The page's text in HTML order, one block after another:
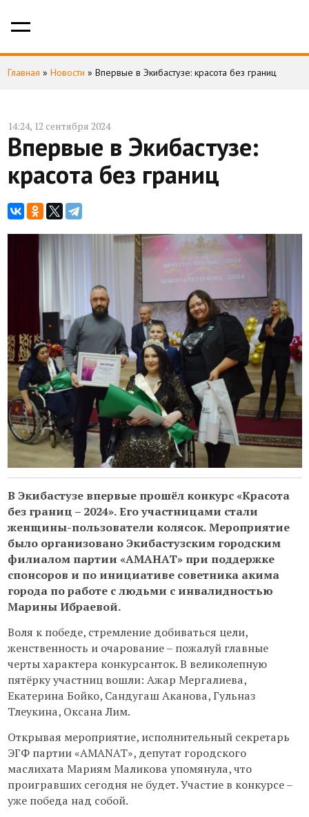
Главная » Новости » Впервые в Экибастузе: красота без границ
14:24, 12 сентября 2024
Впервые в Экибастузе:
красота без границ
В Экибастузе впервые прошёл конкурс «Красота
без границ – 2024». Его участницами стали
женщины-пользователи колясок. Мероприятие
было организовано Экибастузским городским
филиалом партии «АМАНАТ» при поддержке
спонсоров и по инициативе советника акима
города по работе с людьми с инвалидностью
Марины Ибраевой.
Воля к победе, стремление добиваться цели,
женственность и очарование – пожалуй главные
черты характера конкурсанток. В великолепную
пятёрку участниц вошли: Ажар Мергалиева,
Екатерина Бойко, Сандугаш Аканова, Гульназ
Тлеукина, Оксана Лим.
Открывая мероприятие, исполнительный секретарь
ЭГФ партии «AMANAT», депутат городского
маслихата Мариям Маликова упомянула, что
проигравших сегодня не будет. Участие в конкурсе –
уже победа над собой.